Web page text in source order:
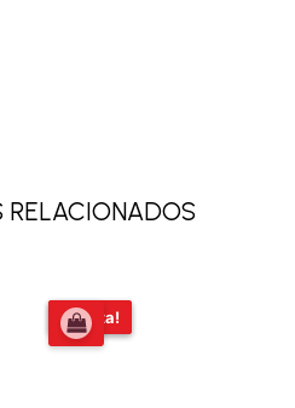
RELACIONADOS
¡Oferta!
¡Oferta!